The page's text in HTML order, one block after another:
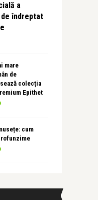
a
de îndreptat
mare
de
colecția
Epithet
cum